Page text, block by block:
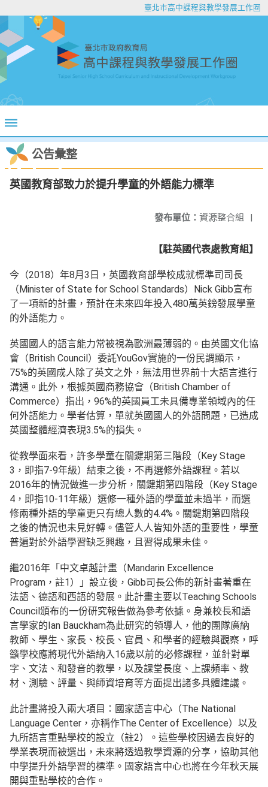
臺北市高中課程與教學發展工作圈
公告彙整
英國教育部致力於提升學童的外語能力標準
發布單位： 資源整合組 |
【駐英國代表處教育組】
今（2018）年8月3日，英國教育部學校成就標準司司長
（Minister of State for School Standards）Nick Gibb宣布
了一項新的計畫，預計在未來四年投入480萬英鎊發展學童
的外語能力。
英國國人的語言能力常被視為歐洲最薄弱的。由英國文化協
會（British Council）委託YouGov實施的一份民調顯示，
75%的英國成人除了英文之外，無法用世界前十大語言進行
溝通。此外，根據英國商務協會（British Chamber of
Commerce）指出，96%的英國員工未具備專業領域內的任
何外語能力。學者估算，單就英國國人的外語問題，已造成
英國整體經濟表現3.5%的損失。
從教學面來看，許多學童在關鍵期第三階段（Key Stage
3，即指7-9年級）結束之後，不再選修外語課程。若以
2016年的情況做進一步分析，關鍵期第四階段（Key Stage
4，即指10-11年級）選修一種外語的學童並未過半，而選
修兩種外語的學童更只有總人數的4.4%。關鍵期第四階段
之後的情況也未見好轉。儘管人人皆知外語的重要性，學童
普遍對於外語學習缺乏興趣，且習得成果未佳。
繼2016年「中文卓越計畫（Mandarin Excellence
Program，註1）」設立後，Gibb司長公佈的新計畫著重在
法語、德語和西語的發展。此計畫主要以Teaching Schools
Council頒布的一份研究報告做為參考依據。身兼校長和語
言學家的Ian Bauckham為此研究的領導人，他的團隊廣納
教師、學生、家長、校長、官員、和學者的經驗與觀察，呼
籲學校應將現代外語納入16歲以前的必修課程，並針對單
字、文法、和發音的教學，以及課堂長度、上課頻率、教
材、測驗、評量、與師資培育等方面提出諸多具體建議。
此計畫將投入兩大項目：國家語言中心（The National
Language Center，亦稱作The Center of Excellence）以及
九所語言重點學校的設立（註2）。這些學校因過去良好的
學業表現而被選出，未來將透過教學資源的分享，協助其他
中學提升外語學習的標準。國家語言中心也將在今年秋天展
開與重點學校的合作。